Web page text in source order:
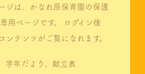
ジは、かなれ原保育園の保護
専用ページです。
ログイン後
ンテンツがご覧になれます。
学年だより、献立表